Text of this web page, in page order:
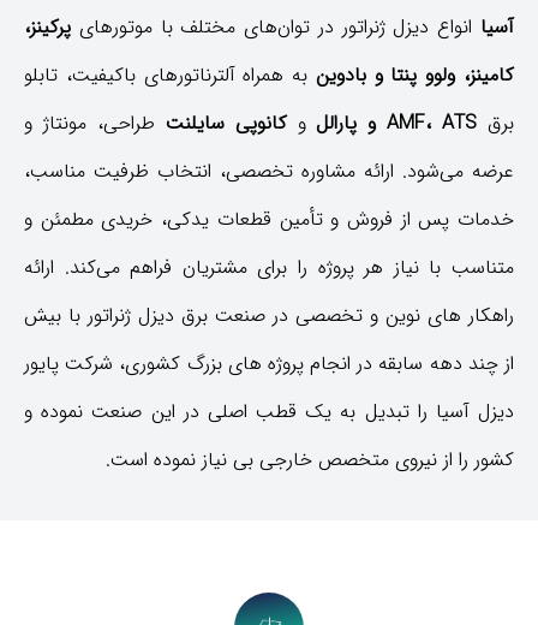
آسیا انواع دیزل ژنراتور در توان‌های مختلف با موتورهای پرکینز،
کامینز، ولوو پنتا و بادوین به همراه آلترناتورهای باکیفیت، تابلو
برق AMF، ATS و پارالل وکانوپی سایلنت طراحی، مونتاژ و
عرضه می‌شود. ارائه مشاوره تخصصی، انتخاب ظرفیت مناسب،
خدمات پس از فروش و تأمین قطعات یدکی، خریدی مطمئن و
متناسب با نیاز هر پروژه را برای مشتریان فراهم می‌کند. ارائه
راهکار های نوین و تخصصی در صنعت برق دیزل ژنراتور با بیش
از چند دهه سابقه در انجام پروژه های بزرگ کشوری، شرکت پایور
دیزل آسیا را تبدیل به یک قطب اصلی در این صنعت نموده و
کشور را از نیروی متخصص خارجی بی نیاز نموده است.